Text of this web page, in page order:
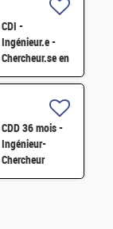
CDI -
Ingénieur.e -
Chercheur.se en
caractérisation
atomique
tomographique
H/F
CDD 36 mois -
Ingénieur-
Chercheur
matériaux -